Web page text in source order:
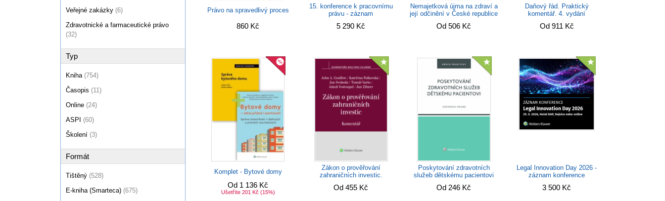
Právo na spravedlivý proces
860 Kč
15. konference k pracovnímu
právu - záznam
5 290 Kč
Nemajetková újma na zdraví a
její odčinění v České republice
Od 506 Kč
Daňový řád. Praktický
komentář. 4. vydání
Od 911 Kč
Komplet - Bytové domy
Od 1 136 Kč
Ušetříte 201 Kč (15%)
Zákon o prověřování
zahraničních investic.
Od 455 Kč
Poskytování zdravotních
služeb dětskému pacientovi
Od 246 Kč
Legal Innovation Day 2026 -
záznam konference
3 500 Kč
Veřejné zakázky (6)
Zdravotnické a farmaceutické právo
(32)
Typ
Kniha (754)
Časopis (11)
Online (24)
ASPI (60)
Školení (3)
Formát
Tištěný (528)
E-kniha (Smarteca) (675)